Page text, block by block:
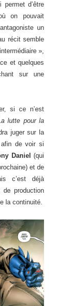
d’être
on pouvait
un
récit semble
»,
et quelques
sur une
si ce n’est
lutte pour la
juger sur la
de voir si
Daniel (qui
et de
c’est déjà
de production
la continuité.